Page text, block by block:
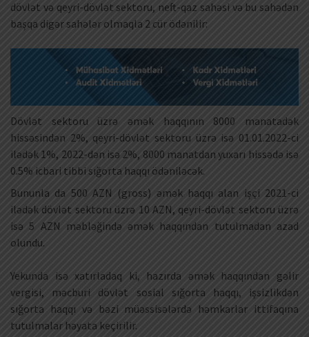
dövlət və qeyri-dövlət sektoru, neft-qaz sahəsi və bu sahədən
başqa digər sahələr olmaqla 2 cür ödənilir:
Dövlət sektoru üzrə əmək haqqının 8000 manatadək
hissəsindən 2%, qeyri-dövlət sektoru üzrə isə 01.01.2022-ci
ilədək 1%, 2022-dən isə 2%, 8000 manatdan yuxarı hissədə isə
0.5% icbari tibbi sığorta haqqı ödəniləcək.
Bununla da 500 AZN (gross) əmək haqqı alan işçi 2021-ci
ilədək dövlət sektoru üzrə 10 AZN, qeyri-dövlət sektoru üzrə
isə 5 AZN məbləğində əmək haqqından tutulmadan azad
olundu.
Yekunda isə xatırladaq ki, hazırda əmək haqqından gəlir
vergisi, məcburi dövlət sosial sığorta haqqı, işsizlikdən
sığorta haqqı və bəzi müəssisələrdə həmkarlar ittifaqına
tutulmalar həyata keçirilir.